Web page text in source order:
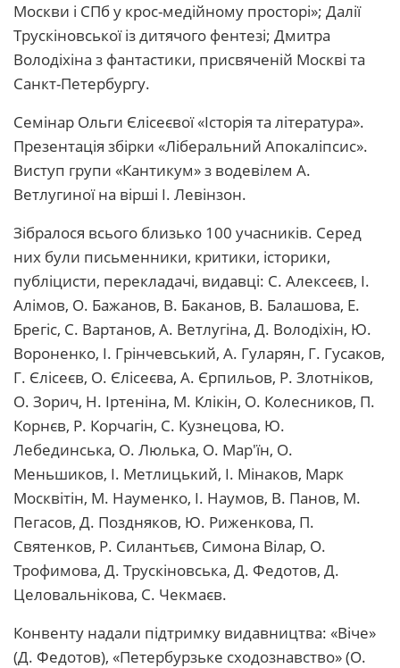
Москви і СПб у крос-медійному просторі»; Далії
Трускіновської із дитячого фентезі; Дмитра
Володіхіна з фантастики, присвяченій Москві та
Санкт-Петербургу.
Семінар Ольги Єлісеєвої «Історія та література».
Презентація збірки «Ліберальний Апокаліпсис».
Виступ групи «Кантикум» з водевілем А.
Ветлугиної на вірші І. Левінзон.
Зібралося всього близько 100 учасників. Серед
них були письменники, критики, історики,
публіцисти, перекладачі, видавці: С. Алексеєв, І.
Алімов, О. Бажанов, В. Баканов, В. Балашова, Е.
Брегіс, С. Вартанов, А. Ветлугіна, Д. Володіхін, Ю.
Вороненко, І. Грінчевський, А. Гуларян, Г. Гусаков,
Г. Єлісеєв, О. Єлісеєва, А. Єрпильов, Р. Злотніков,
О. Зорич, Н. Іртеніна, М. Клікін, О. Колесников, П.
Корнєв, Р. Корчагін, С. Кузнецова, Ю.
Лебединська, О. Люлька, О. Мар'їн, О.
Меньшиков, І. Метлицький, І. Мінаков, Марк
Москвітін, М. Науменко, І. Наумов, В. Панов, М.
Пегасов, Д. Поздняков, Ю. Риженкова, П.
Святенков, Р. Силантьєв, Симона Вілар, О.
Трофимова, Д. Трускіновська, Д. Федотов, Д.
Целовальнікова, С. Чекмаєв.
Конвенту надали підтримку видавництва: «Віче»
(Д. Федотов), «Петербурзьке сходознавство» (О.